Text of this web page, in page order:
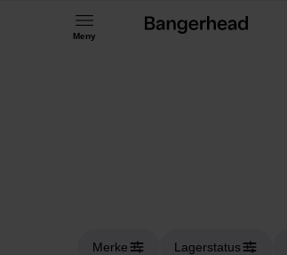
Meny
Merke Lagerstatus